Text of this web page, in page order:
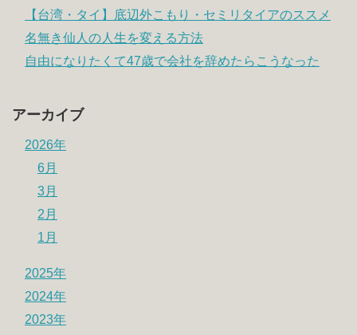
【台湾・タイ】底辺外こもり・セミリタイアのススメ
名無き仙人の人生を変える方法
自由になりたくて47歳で会社を辞めたらこうなった
アーカイブ
2026年
6月
3月
2月
1月
2025年
2024年
2023年